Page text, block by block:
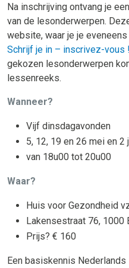
Na inschrijving ontvang je
van de lesonderwerpen.
website, waar je je
Schrijf je in – inscrivez-vous
gekozen lesonderwerpen
lessenreeks.
Wanneer?
Vijf dinsdagavonden
5, 12, 19 en 26 mei en 2
van 18u00 tot 20u00
Waar?
Huis voor Gezondheid
Lakensestraat 76, 1000
Prijs? € 160
Een basiskennis